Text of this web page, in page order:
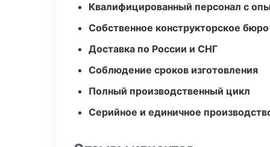
Квалифицированный персонал с
Собственное конструкторское бюро
Доставка по России и СНГ
Соблюдение сроков изготовления
Полный производственный цикл
Серийное и единичное